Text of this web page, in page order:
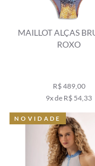
MAILLOT ALÇAS
ROXO
R$ 489,00
9x de R$ 54,33
NOVIDADE